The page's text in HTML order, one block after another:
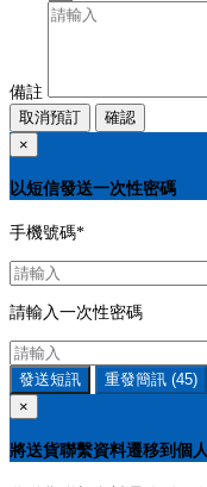
備註
取消預訂
確認
×
以短信發送一次性密碼
手機號碼*
請輸入一次性密碼
發送短訊 重發簡訊 (45)
×
將送貨聯繫資料遷移到個